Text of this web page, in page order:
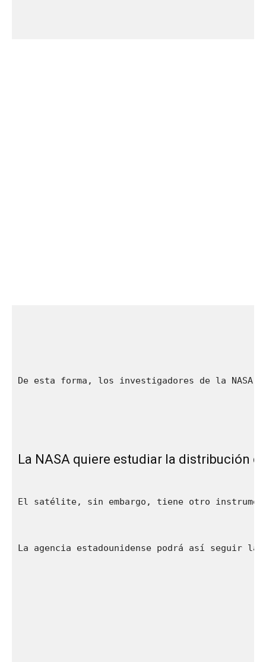
De esta forma, los investigadores de la
La NASA quiere estudiar la distribución
El satélite, sin embargo, tiene otro
La agencia estadounidense podrá así seguir